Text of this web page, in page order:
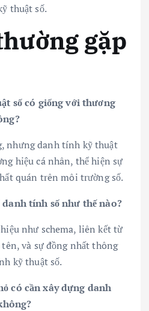
thuật số.
gặp
số có giống với thương
nhưng danh tính kỹ thuật
hiệu cá nhân, thể hiện sự
quán trên môi trường số.
tính số như thế nào?
như schema, liên kết từ
và sự đồng nhất thông
kỹ thuật số.
có cần xây dựng danh